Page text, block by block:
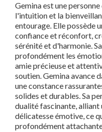
Gemina est une
l'intuition et la
entourage. Elle possède
confiance et réconfort,
sérénité et d'harmonie.
profondément les
amie précieuse et
soutien. Gemina avance
une constance
solides et durables. Sa
dualité fascinante, alliant
délicatesse émotive, ce
profondément